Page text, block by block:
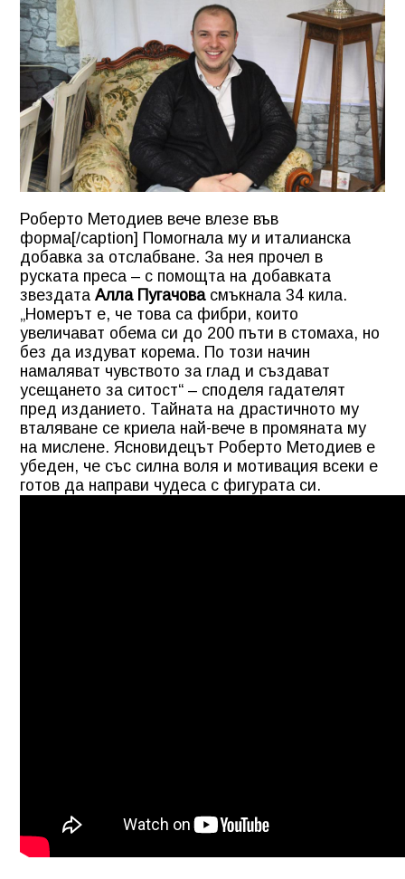
Роберто Методиев вече влезе във
форма[/caption] Помогнала му и италианска
добавка за отслабване. За нея прочел в
руската преса – с помощта на добавката
звездата Алла Пугачовасмъкнала 34 кила.
„Номерът е, че това са фибри, които
увеличават обема си до 200 пъти в стомаха, но
без да издуват корема. По този начин
намаляват чувството за глад и създават
усещането за ситост“ – споделя гадателят
пред изданието. Тайната на драстичното му
вталяване се криела най-вече в промяната му
на мислене. Ясновидецът Роберто Методиев е
убеден, че със силна воля и мотивация всеки е
готов да направи чудеса с фигурата си.